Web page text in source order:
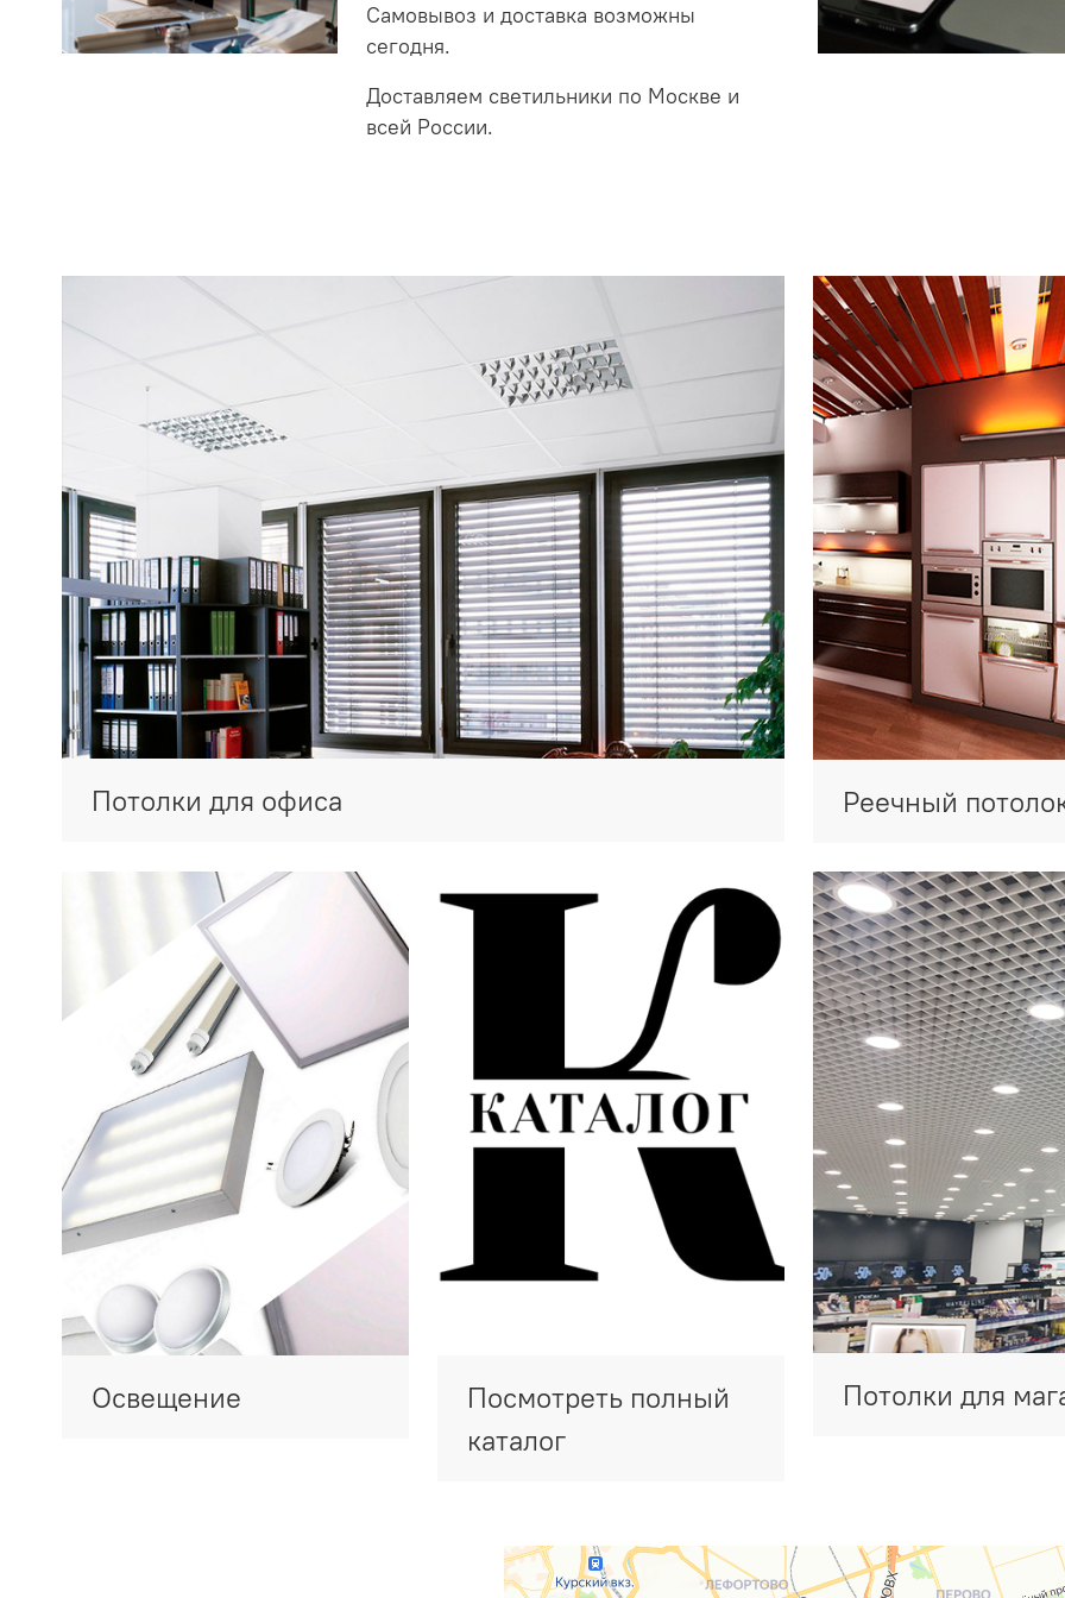
Самовывоз и доставка возможны
сегодня.
Доставляем светильники по Москве и
всей России.
Потолки для офиса Реечный
Освещение
Посмотреть полный
каталог
Потолки для